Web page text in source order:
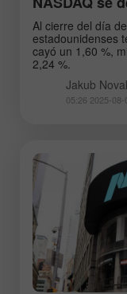
Al cierre del día
estadounidenses
cayó un 1,60 %,
2,24 %.
Jakub
05:26 2025-